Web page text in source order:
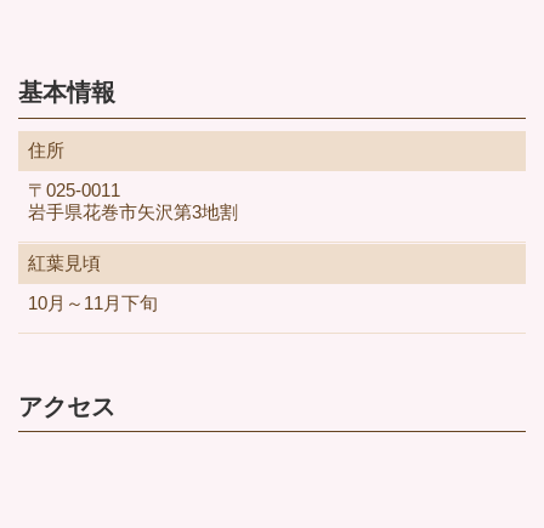
基本情報
住所
〒025-0011
岩手県花巻市矢沢第3地割
紅葉見頃
10月～11月下旬
アクセス